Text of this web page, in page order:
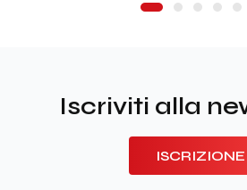
Iscriviti alla
ISCRIZIONE